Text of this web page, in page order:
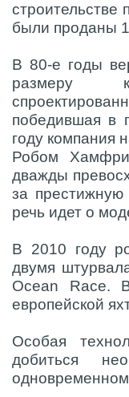
были проданы
В 80-е годы
размеру
победившая в
году компания
Робом
дважды
за
речь идет о
В 2010 году
двумя
Ocean Race.
европейской
Особая
добиться